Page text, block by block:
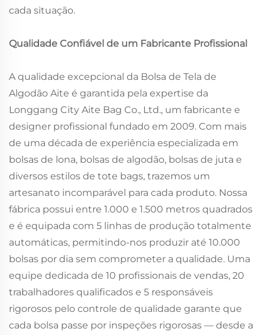
cada situação.
Qualidade Confiável de um Fabricante Profissional
A qualidade excepcional da Bolsa de Tela de
Algodão Aite é garantida pela expertise da
Longgang City Aite Bag Co., Ltd., um fabricante e
designer profissional fundado em 2009. Com mais
de uma década de experiência especializada em
bolsas de lona, bolsas de algodão, bolsas de juta e
diversos estilos de tote bags, trazemos um
artesanato incomparável para cada produto. Nossa
fábrica possui entre 1.000 e 1.500 metros quadrados
e é equipada com 5 linhas de produção totalmente
automáticas, permitindo-nos produzir até 10.000
bolsas por dia sem comprometer a qualidade. Uma
equipe dedicada de 10 profissionais de vendas, 20
trabalhadores qualificados e 5 responsáveis
rigorosos pelo controle de qualidade garante que
cada bolsa passe por inspeções rigorosas — desde a